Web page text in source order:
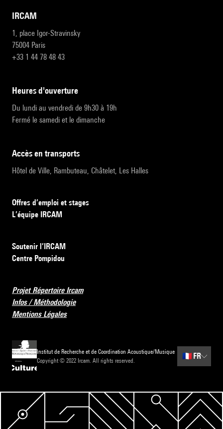
IRCAM
1, place Igor-Stravinsky
75004 Paris
+33 1 44 78 48 43
heures d'ouverture
Du lundi au vendredi de 9h30 à 19h
Fermé le samedi et le dimanche
accès en transports
Hôtel de Ville, Rambuteau, Châtelet, Les Halles
Offres d’emploi et stages
L’équipe IRCAM
Soutenir l’IRCAM
Centre Pompidou
Projet Répertoire Ircam
Infos / Méthodologie
Mentions Légales
Institut de Recherche et de Coordination Acoustique/Musique
Copyright © 2022 Ircam. All rights reserved.
🇫🇷 FR